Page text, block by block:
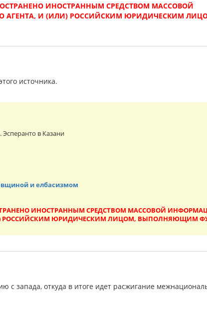
ИНОСТРАННЫМ СРЕДСТВОМ МАССОВОЙ
И (ИЛИ) РОССИЙСКИМ ЮРИДИЧЕСКИМ
источника.
в Казани
и елбасизмом
ИНОСТРАННЫМ СРЕДСТВОМ МАССОВОЙ
РОССИЙСКИМ ЮРИДИЧЕСКИМ ЛИЦОМ, ВЫПОЛНЯЮЩИМ
с запада, откуда в итоге идет расжигание